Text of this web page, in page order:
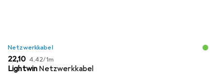
Netzwerkkabel
EUR
22,10 EUR
4,42/1m
Lightwin Netzwerkkabel